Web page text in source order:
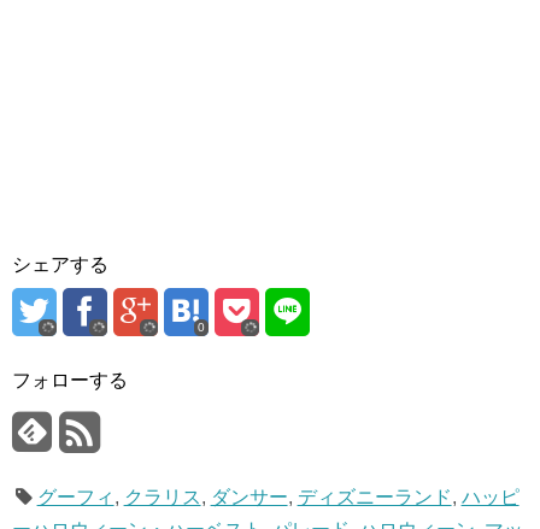
シェアする
0
フォローする
グーフィ , クラリス, ダンサー, ディズニーランド, ハッピ